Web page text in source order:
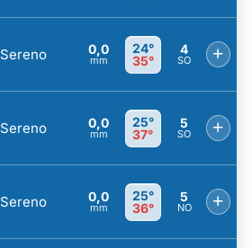
Sereno 0,0
mm
24°
35°
4
SO +
Sereno 0,0
mm
25°
37°
5
SO +
Sereno 0,0
mm
25°
36°
5
NO +